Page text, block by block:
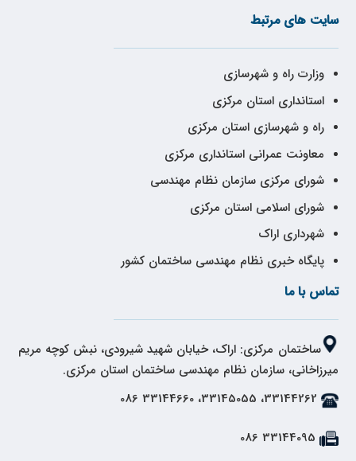
سایت های مرتبط
وزارت راه و شهرسازی
استانداری استان مرکزی
راه و شهرسازی استان مرکزی
معاونت عمرانی استانداری مرکزی
شورای مرکزی سازمان نظام مهندسی
شورای اسلامی استان مرکزی
شهرداری اراک
پایگاه خبری نظام مهندسی ساختمان کشور
تماس با ما
ساختمان مرکزی: اراک، خیابان شهید شیرودی، نبش کوچه مریم
میرزاخانی، سازمان نظام مهندسی ساختمان استان مرکزی.
33144262، 33145055، 33144660 086
33144095 086